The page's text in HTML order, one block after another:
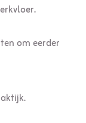
om eerder